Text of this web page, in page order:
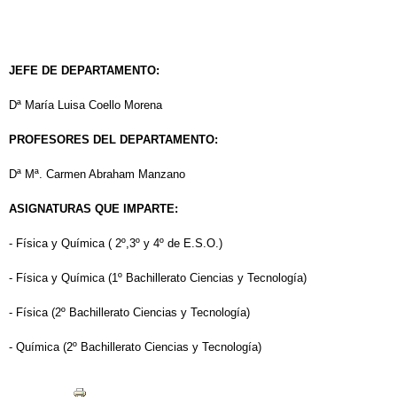
JEFE DE DEPARTAMENTO:
Dª María Luisa Coello Morena
PROFESORES DEL DEPARTAMENTO:
Dª Mª. Carmen Abraham Manzano
ASIGNATURAS QUE IMPARTE:
- Física y Química ( 2º,3º y 4º de E.S.O.)
- Física y Química (1º Bachillerato Ciencias y Tecnología)
- Física (2º Bachillerato Ciencias y Tecnología)
- Química (2º Bachillerato Ciencias y Tecnología)